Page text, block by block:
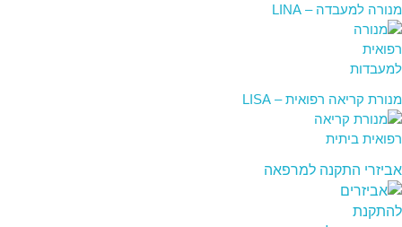
מנורה למעבדה – LINA
מנורת קריאה רפואית – LISA
אביזרי התקנה למרפאה